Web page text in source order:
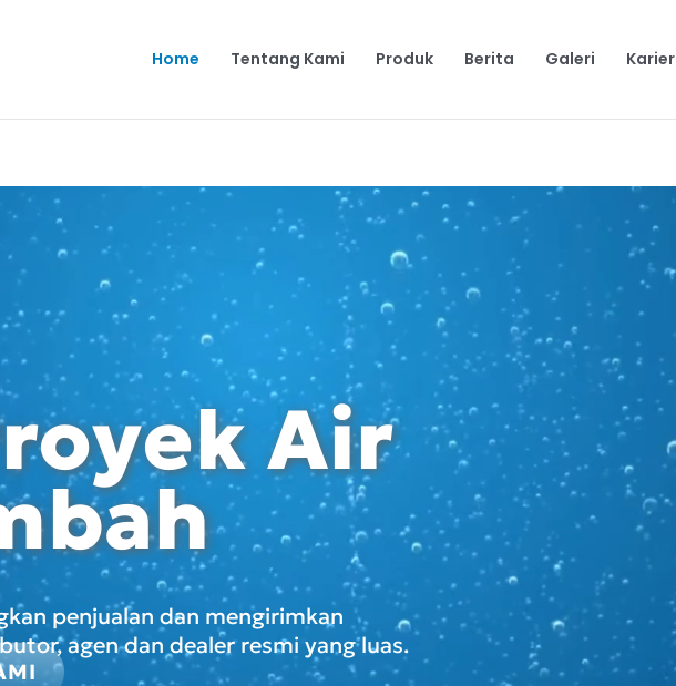
Home Tentang Kami Produk Berita Galeri Karier
Air
penjualan dan mengirimkan
agen dan dealer resmi yang luas.